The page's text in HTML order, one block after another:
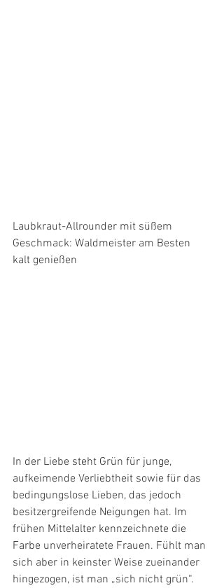
Laubkraut-Allrounder mit süßem
Geschmack: Waldmeister am Besten
kalt genießen
In der Liebe steht Grün für junge,
aufkeimende Verliebtheit sowie für das
bedingungslose Lieben, das jedoch
besitzergreifende Neigungen hat. Im
frühen Mittelalter kennzeichnete die
Farbe unverheiratete Frauen. Fühlt man
sich aber in keinster Weise zueinander
hingezogen, ist man „sich nicht grün“.